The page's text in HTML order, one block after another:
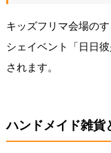
キッズフリマ会場の
シェイベント「日日
されます。
ハンドメイド雑貨